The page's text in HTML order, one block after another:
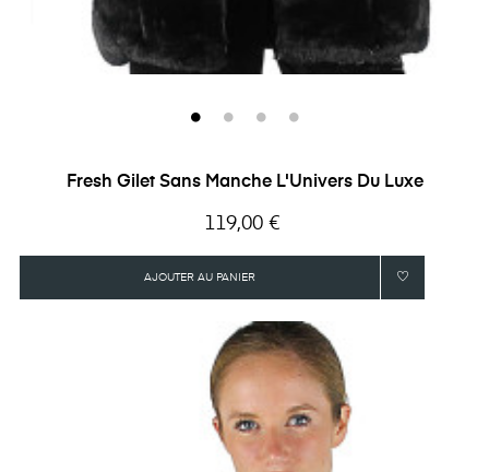
Fresh Gilet Sans Manche L'Univers Du Luxe
Prix
119,00 €
AJOUTER AU PANIER